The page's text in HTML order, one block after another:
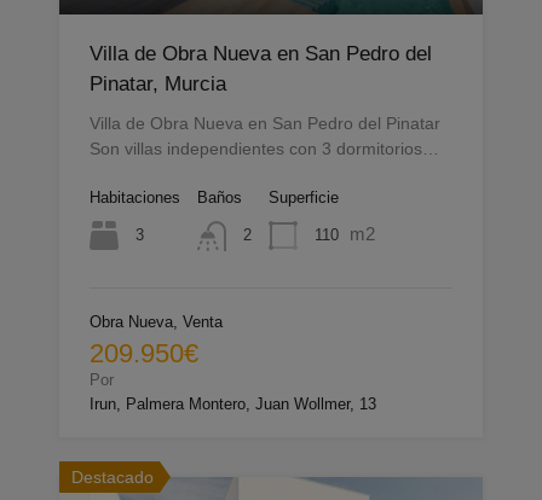
Villa de Obra Nueva en San Pedro del
Pinatar, Murcia
Villa de Obra Nueva en San Pedro del Pinatar
Son villas independientes con 3 dormitorios…
Habitaciones
3
Baños
2
Superficie
110 m2
Obra Nueva, Venta
209.950€
Por
Irun, Palmera Montero, Juan Wollmer, 13
Destacado